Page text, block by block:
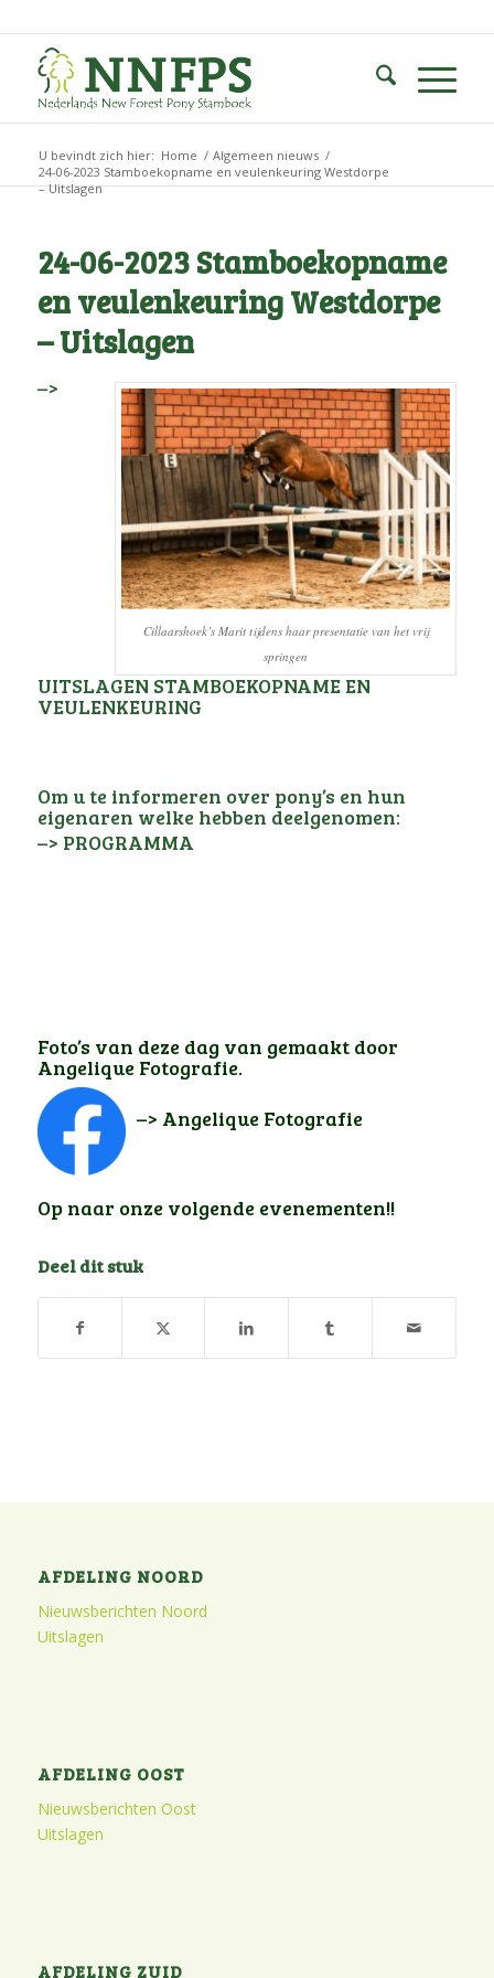
U bevindt zich hier: Home / Algemeen nieuws /
24-06-2023 Stamboekopname en veulenkeuring Westdorpe
– Uitslagen
24-06-2023 Stamboekopname
en veulenkeuring Westdorpe
– Uitslagen
Cillaarshoek’s Marit tijdens haar presentatie van het vrij
springen
–>
UITSLAGEN STAMBOEKOPNAME EN
VEULENKEURING
Om u te informeren over pony’s en hun
eigenaren welke hebben deelgenomen:
–> PROGRAMMA
Foto’s van deze dag van gemaakt door
Angelique Fotografie.
–> Angelique Fotografie
Op naar onze volgende evenementen!!
Deel dit stuk
AFDELING NOORD
Nieuwsberichten Noord
Uitslagen
AFDELING OOST
Nieuwsberichten Oost
Uitslagen
AFDELING ZUID